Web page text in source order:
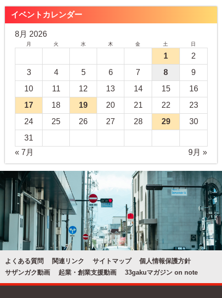
イベントカレンダー
8月 2026
月 火 水 木 金 土 日
1
2
3
4 5 6 7 8
9
10
11 12 13 14 15
16
17
18 19 20 21 22
23
24
25 26 27 28 29
30
31
« 7月
9月 »
よくある質問 関連リンク サイトマップ
個人情報保護方針
サザンガク動画
起業・創業支援動画 33gakuマガジン on note